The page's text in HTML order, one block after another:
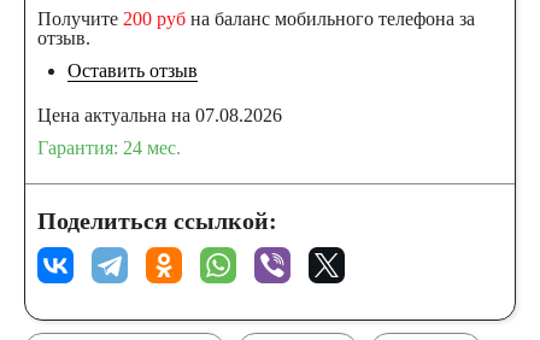
Получите 200 руб на баланс мобильного телефона за
отзыв.
Оставить отзыв
Цена актуальна на 07.08.2026
Гарантия: 24 мес.
Поделиться ссылкой: